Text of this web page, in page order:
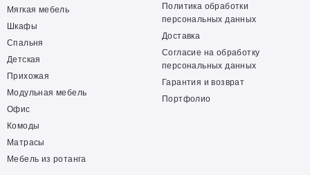
Мягкая мебель
Шкафы
Спальня
Детская
Прихожая
Модульная мебель
Офис
Комоды
Матрасы
Мебель из ротанга
Политика обработки
персональных данных
Доставка
Согласие на обработку
персональных данных
Гарантия и возврат
Портфолио